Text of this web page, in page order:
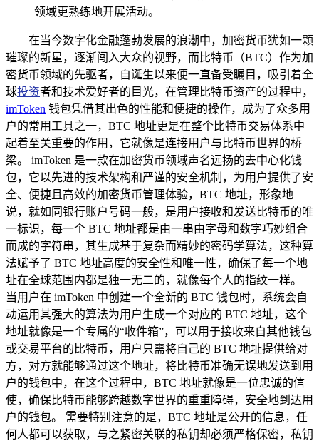
领域更熟练地开展活动。
在当今数字化金融蓬勃发展的浪潮中，加密货币犹如一颗
璀璨的新星，逐渐闯入大众的视野，而比特币（BTC）作为加
密货币领域的先驱者，自诞生以来便一直备受瞩目，吸引着全
球投资者和技术爱好者的目光，在管理比特币资产的过程中，
imToken 钱包凭借其出色的性能和便捷的操作，成为了众多用
户的常用工具之一，BTC 地址更是在整个比特币交易体系中
起着至关重要的作用，它就像是连接用户与比特币世界的桥
梁。 imToken 是一款在加密货币领域声名远扬的去中心化钱
包，它以先进的技术架构和严谨的安全机制，为用户提供了安
全、便捷且高效的加密货币管理体验，BTC 地址，形象地
说，就如同银行账户号码一般，是用户接收和发送比特币的唯
一标识，每一个 BTC 地址都是由一串由字母和数字巧妙组合
而成的字符串，其生成基于复杂而精妙的密码学算法，这种算
法赋予了 BTC 地址高度的安全性和唯一性，确保了每一个地
址在全球范围内都是独一无二的，就像每个人的指纹一样。
当用户在 imToken 中创建一个全新的 BTC 钱包时，系统会自
动运用其强大的算法为用户生成一个对应的 BTC 地址，这个
地址就像是一个专属的“收件箱”，可以用于接收来自其他钱包
或交易平台的比特币，用户只需将自己的 BTC 地址提供给对
方，对方就能够通过这个地址，将比特币准确无误地发送到用
户的钱包中，在这个过程中，BTC 地址就像是一位忠诚的信
使，确保比特币能够跨越数字世界的重重障碍，安全地到达用
户的钱包。 需要特别注意的是，BTC 地址是公开的信息，任
何人都可以获取，与之紧密关联的私钥却必须严格保密，私钥